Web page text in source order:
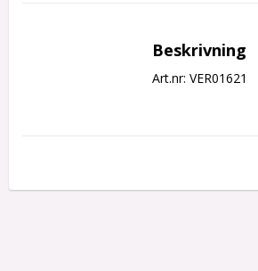
Beskrivning
Art.nr: VER01621